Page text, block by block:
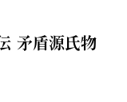
矛盾源氏物